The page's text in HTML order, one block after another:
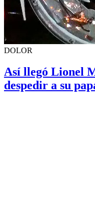
DOLOR
Así llegó Lionel
despedir a su